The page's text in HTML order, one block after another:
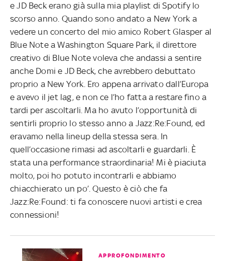
e JD Beck erano già sulla mia playlist di Spotify lo
scorso anno. Quando sono andato a New York a
vedere un concerto del mio amico Robert Glasper al
Blue Note a Washington Square Park, il direttore
creativo di Blue Note voleva che andassi a sentire
anche Domi e JD Beck, che avrebbero debuttato
proprio a New York. Ero appena arrivato dall’Europa
e avevo il jet lag, e non ce l’ho fatta a restare fino a
tardi per ascoltarli. Ma ho avuto l’opportunità di
sentirli proprio lo stesso anno a Jazz:Re:Found, ed
eravamo nella lineup della stessa sera. In
quell’occasione rimasi ad ascoltarli e guardarli. È
stata una performance straordinaria! Mi è piaciuta
molto, poi ho potuto incontrarli e abbiamo
chiacchierato un po’. Questo è ciò che fa
Jazz:Re:Found: ti fa conoscere nuovi artisti e crea
connessioni!
APPROFONDIMENTO